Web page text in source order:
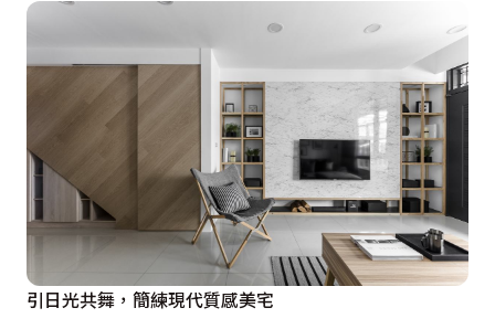
引日光共舞，簡練現代質感美宅